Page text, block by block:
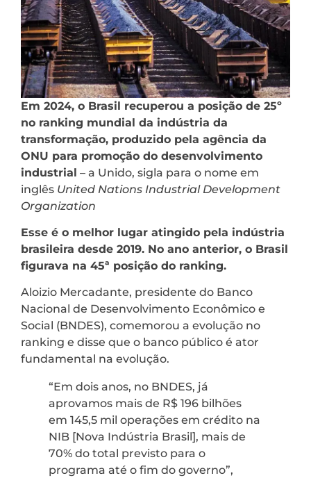
Em 2024, o Brasil recuperou a posição de 25º
no ranking mundial da indústria da
transformação, produzido pela agência da
ONU para promoção do desenvolvimento
industrial – a Unido, sigla para o nome em
inglês United Nations Industrial Development
Organization
Esse é o melhor lugar atingido pela indústria
brasileira desde 2019. No ano anterior, o Brasil
figurava na 45ª posição do ranking.
Aloizio Mercadante, presidente do Banco
Nacional de Desenvolvimento Econômico e
Social (BNDES), comemorou a evolução no
ranking e disse que o banco público é ator
fundamental na evolução.
“Em dois anos, no BNDES, já
aprovamos mais de R$ 196 bilhões
em 145,5 mil operações em crédito na
NIB [Nova Indústria Brasil], mais de
70% do total previsto para o
programa até o fim do governo”,